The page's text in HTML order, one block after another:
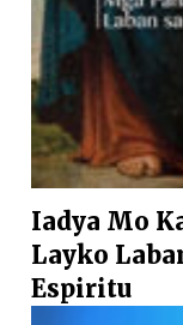
Iadya Mo
Layko
Espiritu